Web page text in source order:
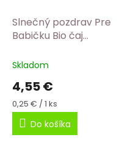
Slnečný pozdrav Pre
Babičku Bio čaj
Skladom
4,55 €
Jednotková
cena:
0,25 € / 1 ks
Do košíka